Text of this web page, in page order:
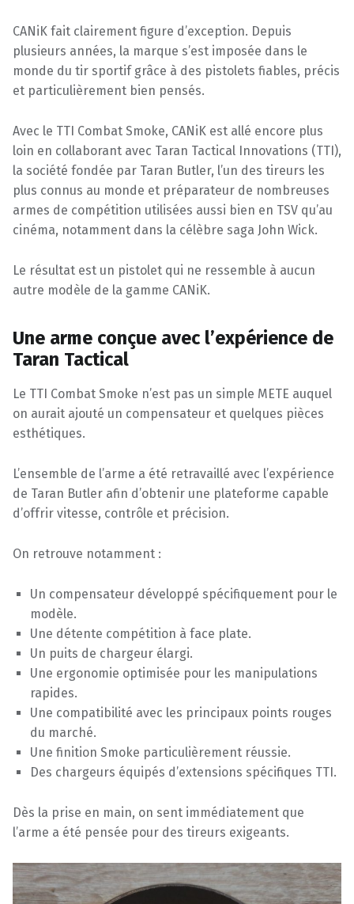
CANiK fait clairement figure d’exception. Depuis
plusieurs années, la marque s’est imposée dans le
monde du tir sportif grâce à des pistolets fiables, précis
et particulièrement bien pensés.
Avec le TTI Combat Smoke, CANiK est allé encore plus
loin en collaborant avec Taran Tactical Innovations (TTI),
la société fondée par Taran Butler, l’un des tireurs les
plus connus au monde et préparateur de nombreuses
armes de compétition utilisées aussi bien en TSV qu’au
cinéma, notamment dans la célèbre saga John Wick.
Le résultat est un pistolet qui ne ressemble à aucun
autre modèle de la gamme CANiK.
Une arme conçue avec l’expérience de
Taran Tactical
Le TTI Combat Smoke n’est pas un simple METE auquel
on aurait ajouté un compensateur et quelques pièces
esthétiques.
L’ensemble de l’arme a été retravaillé avec l’expérience
de Taran Butler afin d’obtenir une plateforme capable
d’offrir vitesse, contrôle et précision.
On retrouve notamment :
Un compensateur développé spécifiquement pour le
modèle.
Une détente compétition à face plate.
Un puits de chargeur élargi.
Une ergonomie optimisée pour les manipulations
rapides.
Une compatibilité avec les principaux points rouges
du marché.
Une finition Smoke particulièrement réussie.
Des chargeurs équipés d’extensions spécifiques TTI.
Dès la prise en main, on sent immédiatement que
l’arme a été pensée pour des tireurs exigeants.